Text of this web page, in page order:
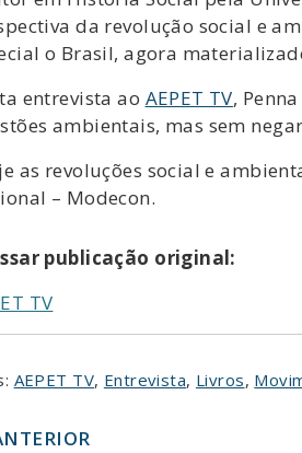
da revolução social e
o Brasil, agora
entrevista ao AEPET TV,
ambientais, mas sem
as revoluções social e
– Modecon.
publicação original:
TV
AEPET TV, Entrevista, Livros,